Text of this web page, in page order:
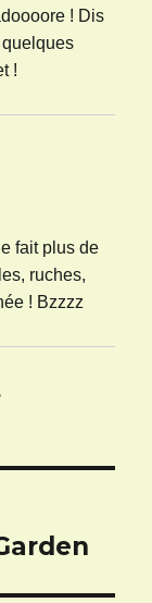
! Dis
!
fait plus de
ruches,
! Bzzzz